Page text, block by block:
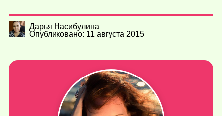
Дарья Насибулина
Опубликовано: 11 августа 2015